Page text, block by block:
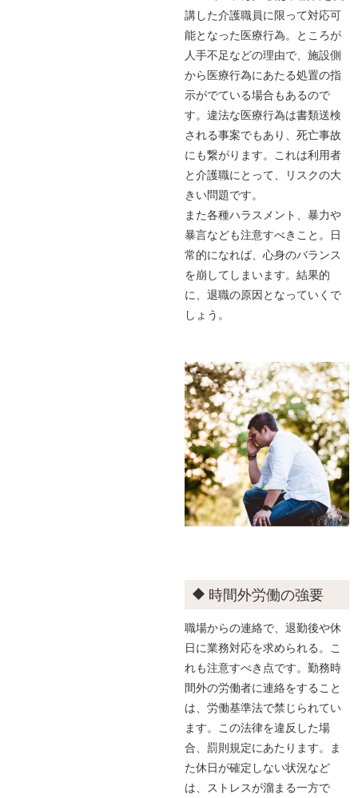
講した介護職員に限って対応可
能となった医療行為。ところが
人手不足などの理由で、施設側
から医療行為にあたる処置の指
示がでている場合もあるので
す。違法な医療行為は書類送検
される事案でもあり、死亡事故
にも繋がります。これは利用者
と介護職にとって、リスクの大
きい問題です。
また各種ハラスメント、暴力や
暴言なども注意すべきこと。日
常的になれば、心身のバランス
を崩してしまいます。結果的
に、退職の原因となっていくで
しょう。
時間外労働の強要
職場からの連絡で、退勤後や休
日に業務対応を求められる。こ
れも注意すべき点です。勤務時
間外の労働者に連絡をすること
は、労働基準法で禁じられてい
ます。この法律を違反した場
合、罰則規定にあたります。ま
た休日が確定しない状況など
は、ストレスが溜まる一方で